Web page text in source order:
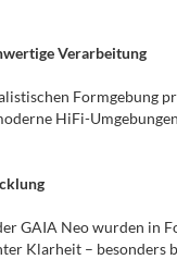
Verarbeitung
Formgebung
HiFi-
GAIA Neo wurden in
Klarheit – besonders